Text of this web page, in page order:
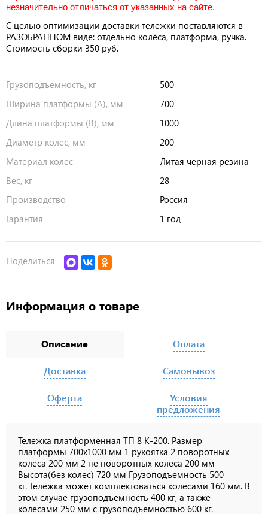
С целью оптимизации доставки тележки поставляются в
РАЗОБРАННОМ виде: отдельно колёса, платформа, ручка.
Стоимость сборки 350 руб.
Ширина платформы (А), мм
700
Длина платформы (В), мм
1000
Диаметр колес, мм
200
Материал колёс
Литая черная резина
Вес, кг
28
Производство
Россия
Гарантия
1 год
платформы 700х1000 мм 1 рукоятка 2 поворотных
колеса 200 мм 2 не поворотных колеса 200 мм
Высота(без колес) 720 мм Грузоподъемность 500
кг.Тележка может комплектоваться колесами 160 мм. В
этом случае грузоподъемность 400 кг, а также
колесами 250 мм с грузоподъемностью 600 кг.
Возможна поставка тележки без колес
предложения